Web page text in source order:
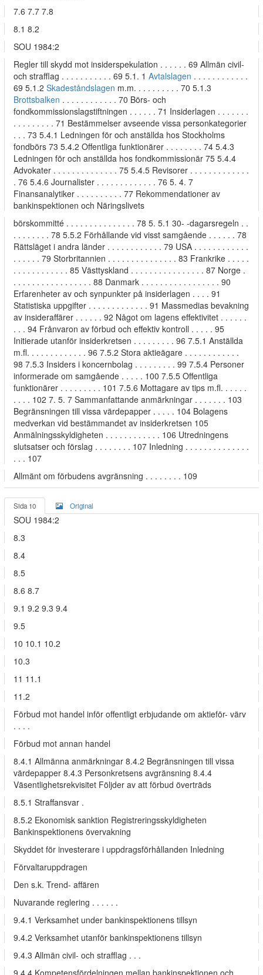
7.6 7.7 7.8
8.1 8.2
SOU 1984:2
Regler till skydd mot insiderspekulation . . . . . . 69 Allmän civil-
och strafflag . . . . . . . . . . . 69 5.1. 1 Avtalslagen . . . . . . . . . . . .
69 5.1.2 Skadeståndslagen m.m. . . . . . . . . . 70 5.1.3
Brottsbalken . . . . . . . . . . . . 70 Börs- och
fondkommissionslagstiftningen . . . . . . 71 Insiderlagen . . . . . . .
. . . . . . . . . 71 Bestämmelser avseende vissa personkategorier
. . . 73 5.4.1 Ledningen för och anställda hos Stockholms
fondbörs 73 5.4.2 Offentliga funktionärer . . . . . . . . 74 5.4.3
Ledningen för och anställda hos fondkommissionär 75 5.4.4
Advokater . . . . . . . . . . . . . . 75 5.4.5 Revisorer . . . . . . . . . . . . .
. 76 5.4.6 Journalister . . . . . . . . . . . . . 76 5. 4. 7
Finansanalytiker . . . . . . . . . . 77 Rekommendationer av
bankinspektionen och Näringslivets
börskommitté . . . . . . . . . . . . . . . 78 5. 5.1 30- -dagarsregeln . .
. . . . . . . . 78 5.5.2 Förhållande vid visst samgående . . . . . . 78
Rättsläget i andra länder . . . . . . . . . . . . 79 USA . . . . . . . . . . . .
. . . . . . 79 Storbritannien . . . . . . . . . . . . . . . 83 Frankrike . . . . .
. . . . . . . . . . . . 85 Västtyskland . . . . . . . . . . . . . . . . 87 Norge .
. . . . . . . . . . . . . . . . . 88 Danmark . . . . . . . . . . . . . . . . . 90
Erfarenheter av och synpunkter på insiderlagen . . . . 91
Statistiska uppgifter . . . . . . . . . . . . . 91 Massmedias bevakning
av insideraffärer . . . . . . 92 Något om lagens effektivitet . . . . . .
. . . 94 Frånvaron av förbud och effektiv kontroll . . . . . 95
Initierade utanför insiderkretsen . . . . . . . . . 96 7.5.1 Anställda
m.fl. . . . . . . . . . . . . 96 7.5.2 Stora aktieägare . . . . . . . . . . . .
98 7.5.3 Insiders i koncernbolag . . . . . . . . . 99 7.5.4 Personer
informerade om samgående . . . . . 100 7.5.5 Offentliga
funktionärer . . . . . . . . . 101 7.5.6 Mottagare av tips m.fl. . . . . .
. . . . 102 7. 5. 7 Sammanfattande anmärkningar . . . . . . . 103
Begränsningen till vissa värdepapper . . . . . 104 Bolagens
medverkan vid bestämmandet av insiderkretsen 105
Anmälningsskyldigheten . . . . . . . . . . . . 106 Utredningens
slutsatser och förslag . . . . . . . . 107 Inledning . . . . . . . . . . . . . .
. . . 107
Allmänt om förbudens avgränsning . . . . . . . . 109
Sida 10 Original
SOU 1984:2
8.3
8.4
8.5
8.6 8.7
9.1 9.2 9.3 9.4
9.5
10 10.1 10.2
10.3
11 11.1
11.2
Förbud mot handel inför offentligt erbjudande om aktieför- värv
. . . .
Förbud mot annan handel
8.4.1 Allmänna anmärkningar 8.4.2 Begränsningen till vissa
värdepapper 8.4.3 Personkretsens avgränsning 8.4.4
Väsentlighetsrekvisitet Följder av att förbud överträds
8.5.1 Straffansvar .
8.5.2 Ekonomisk sanktion Registreringsskyldigheten
Bankinspektionens övervakning
Skyddet för investerare i uppdragsförhållanden Inledning
Förvaltaruppdragen
Den s.k. Trend- affären
Nuvarande reglering . . . . . .
9.4.1 Verksamhet under bankinspektionens tillsyn
9.4.2 Verksamhet utanför bankinspektionens tillsyn
9.4.3 Allmän civil- och strafflag . . .
9.4.4 Kompetensfördelningen mellan bankinspektionen och